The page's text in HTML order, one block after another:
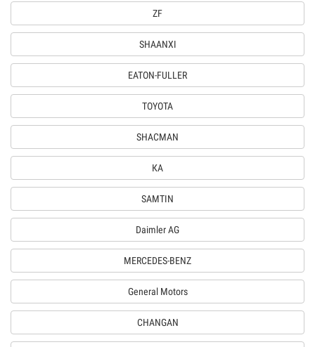
ZF
SHAANXI
EATON-FULLER
TOYOTA
SHACMAN
КА
SAMTIN
Daimler AG
MERCEDES-BENZ
General Motors
CHANGAN